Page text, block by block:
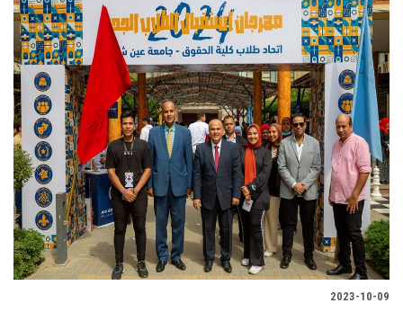
الأنظمة الذكية
الإعلام
تواصل معنا
الطلاب
هيئة التدريس
الدراسات العليا
2023-10-09